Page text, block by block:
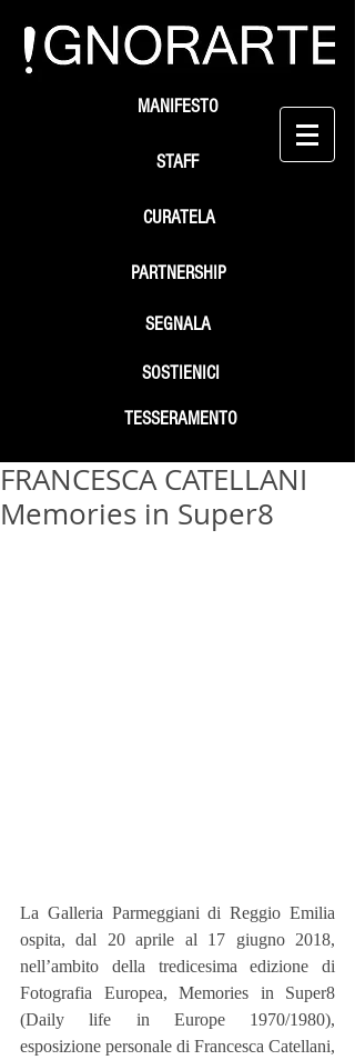
STAFF
SEGNALA
SOSTIENICI
MANIFESTO
PARTNERSHIP
TESSERAMENTO
CURATELA
FRANCESCA CATELLANI
Memories in Super8
La Galleria Parmeggiani di Reggio Emilia
ospita, dal 20 aprile al 17 giugno 2018,
nell’ambito della tredicesima edizione di
Fotografia Europea, Memories in Super8
(Daily life in Europe 1970/1980),
esposizione personale di Francesca Catellani,